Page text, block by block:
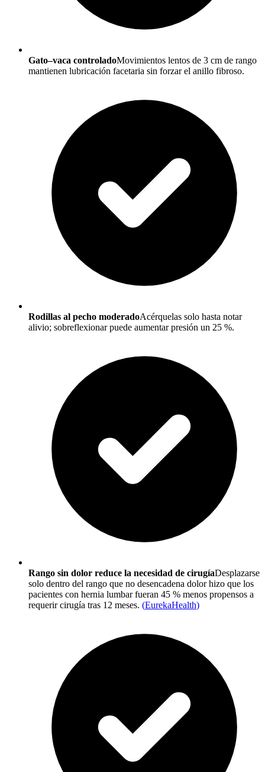
Gato–vaca controladoMovimientos lentos de 3 cm de rango
mantienen lubricación facetaria sin forzar el anillo fibroso.
Rodillas al pecho moderadoAcérquelas solo hasta notar
alivio; sobreflexionar puede aumentar presión un 25 %.
Rango sin dolor reduce la necesidad de cirugíaDesplazarse
solo dentro del rango que no desencadena dolor hizo que los
pacientes con hernia lumbar fueran 45 % menos propensos a
requerir cirugía tras 12 meses. (EurekaHealth)